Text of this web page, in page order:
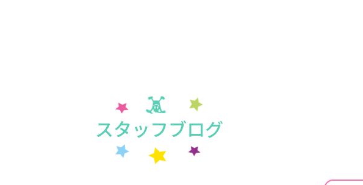
スタッフブログ